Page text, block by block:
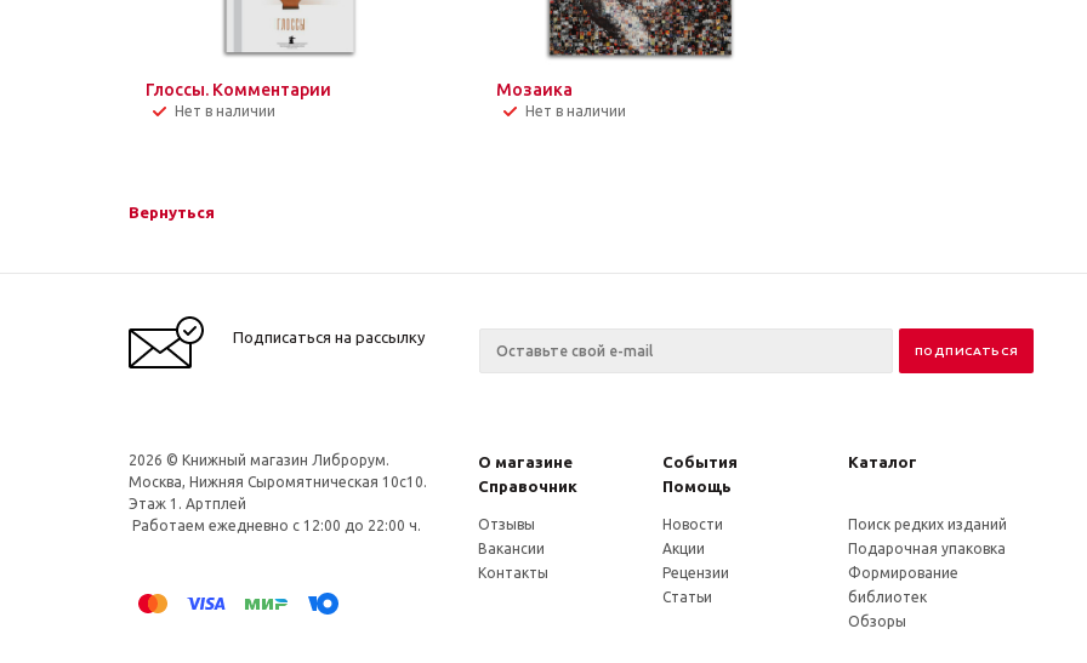
Глоссы. Комментарии
Нет в наличии
Мозаика
Нет в наличии
Вернуться
Подписаться на рассылку
2026 © Книжный магазин Либрорум.
Москва, Нижняя Сыромятническая 10с10.
Этаж 1. Артплей
Работаем ежедневно с 12:00 до 22:00 ч.
О магазине События
Каталог
Справочник
Помощь
Отзывы
Вакансии
Контакты
Новости
Акции
Рецензии
Статьи
Поиск редких изданий
Подарочная упаковка
Формирование
библиотек
Обзоры